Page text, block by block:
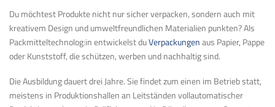
Du möchtest Produkte nicht nur sicher verpacken, sondern auch mit
kreativem Design und umweltfreundlichen Materialien punkten? Als
Packmitteltechnolog:in entwickelst duVerpackungenaus Papier, Pappe
oder Kunststoff, die schützen, werben und nachhaltig sind.
Die Ausbildung dauert drei Jahre. Sie findet zum einen im Betrieb statt,
meistens in Produktionshallen an Leitständen vollautomatischer